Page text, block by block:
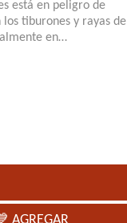
está en peligro de
tiburones y rayas de
en…
AGREGAR